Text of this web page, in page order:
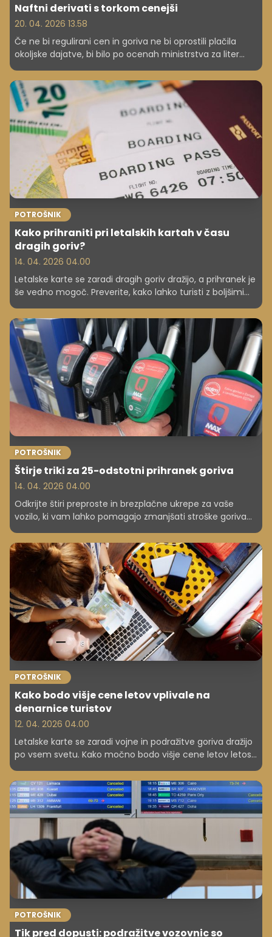
Naftni derivati s torkom cenejši
20. 04. 2026 13.58
Če ne bi regulirani cen in goriva ne bi oprostili plačila
okoljske dajatve, bi bilo po ocenah ministrstva za liter
dizla okoli 1,919 evra in za liter kurilnega olja okoli 1,591 evra
na liter.
POTROŠNIK
Kako prihraniti pri letalskih kartah v času
dragih goriv?
14. 04. 2026 04.00
Letalske karte se zaradi dragih goriv dražijo, a prihranek je
še vedno mogoč. Preverite, kako lahko turisti z boljšimi
odločitvami znižajo stroške letalskih poletov.
POTROŠNIK
Štirje triki za 25-odstotni prihranek goriva
14. 04. 2026 04.00
Odkrijte štiri preproste in brezplačne ukrepe za vaše
vozilo, ki vam lahko pomagajo zmanjšati stroške goriva
za do 25 odstotkov, in spoznajte tudi, kako izboljšan slog
vožnje vpliva na dolgoročne prihranke.
POTROŠNIK
Kako bodo višje cene letov vplivale na
denarnice turistov
12. 04. 2026 04.00
Letalske karte se zaradi vojne in podražitve goriva dražijo
po vsem svetu. Kako močno bodo višje cene letov letos
prizadele turiste in njihove proračune?
POTROŠNIK
Tik pred dopusti: podražitve vozovnic so